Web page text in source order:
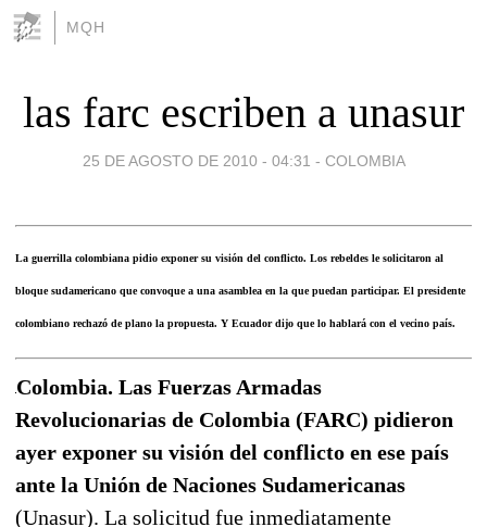
MQH
las farc escriben a unasur
25 DE AGOSTO DE 2010 - 04:31 - COLOMBIA
La guerrilla colombiana pidio exponer su visión del conflicto. Los rebeldes le solicitaron al
bloque sudamericano que convoque a una asamblea en la que puedan participar. El presidente
colombiano rechazó de plano la propuesta. Y Ecuador dijo que lo hablará con el vecino país.
Colombia. Las Fuerzas Armadas
Revolucionarias de Colombia (FARC) pidieron
ayer exponer su visión del conflicto en ese país
ante la Unión de Naciones Sudamericanas
(Unasur). La solicitud fue inmediatamente